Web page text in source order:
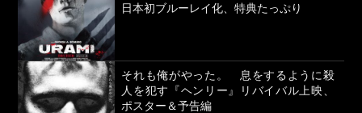
日本初ブルーレイ化、特典たっぷり
それも俺がやった。 息をするように殺
人を犯す『ヘンリー』リバイバル上映、
ポスター＆予告編